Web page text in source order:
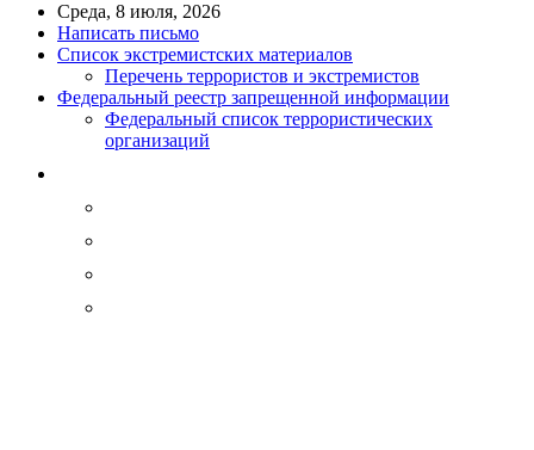
Среда, 8 июля, 2026
Написать письмо
Список экстремистских материалов
Перечень террористов и экстремистов
Федеральный реестр запрещенной информации
Федеральный список террористических
организаций